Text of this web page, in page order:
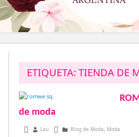
ETIQUETA: TIENDA DE
de moda
enero 22, 2016
Lau Blog de Moda, Moda